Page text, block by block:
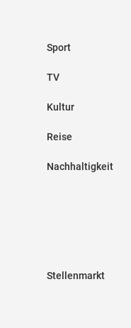
Sport
TV
Kultur
Reise
Nachhaltigkeit
Stellenmarkt